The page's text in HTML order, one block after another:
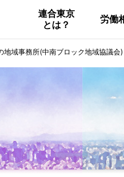
連合東京
とは？
組織概要
労働
活動
東京NET
連合東京
Facebook
地域事務所(中南ブロック地域協議会)